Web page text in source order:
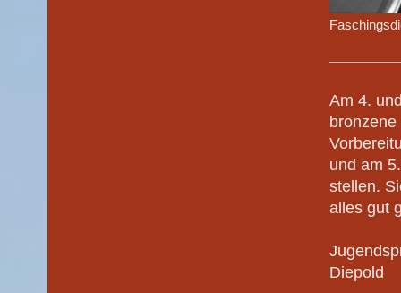
Am 4.
und am
stellen.
alles gut
Diepold